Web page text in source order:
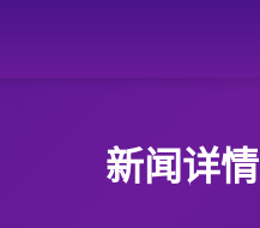
新闻详情